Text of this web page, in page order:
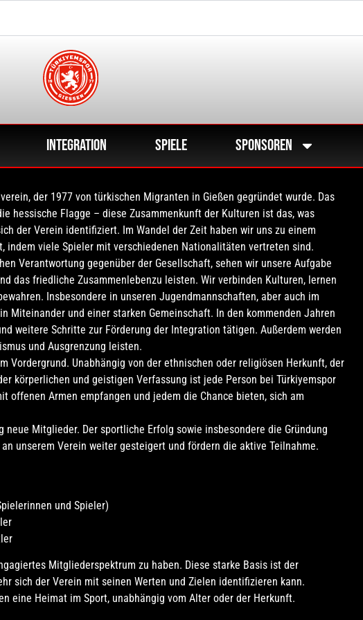
Integration Spiele Sponsoren
der 1977 von türkischen Migranten in Gießen gegründet wurde. Das
hessische Flagge – diese Zusammenkunft der Kulturen ist das, was
der Verein identifiziert. Im Wandel der Zeit haben wir uns zu einem
viele Spieler mit verschiedenen Nationalitäten vertreten sind.
Verantwortung gegenüber der Gesellschaft, sehen wir unsere Aufgabe
das friedliche Zusammenlebenzu leisten. Wir verbinden Kulturen, lernen
Insbesondere in unseren Jugendmannschaften, aber auch im
Miteinander und einer starken Gemeinschaft. In den kommenden Jahren
weitere Schritte zur Förderung der Integration tätigen. Außerdem werden
und Ausgrenzung leisten.
Vordergrund. Unabhängig von der ethnischen oder religiösen Herkunft, der
körperlichen und geistigen Verfassung ist jede Person bei Türkiyemspor
offenen Armen empfangen und jedem die Chance bieten, sich am
Mitglieder. Der sportliche Erfolg sowie insbesondere die Gründung
unserem Verein weiter gesteigert und fördern die aktive Teilnahme.
und Spieler)
Mitgliederspektrum zu haben. Diese starke Basis ist der
sich der Verein mit seinen Werten und Zielen identifizieren kann.
eine Heimat im Sport, unabhängig vom Alter oder der Herkunft.